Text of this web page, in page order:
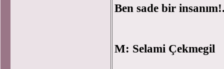
Ben sade bir
M: Selami Çekmegil